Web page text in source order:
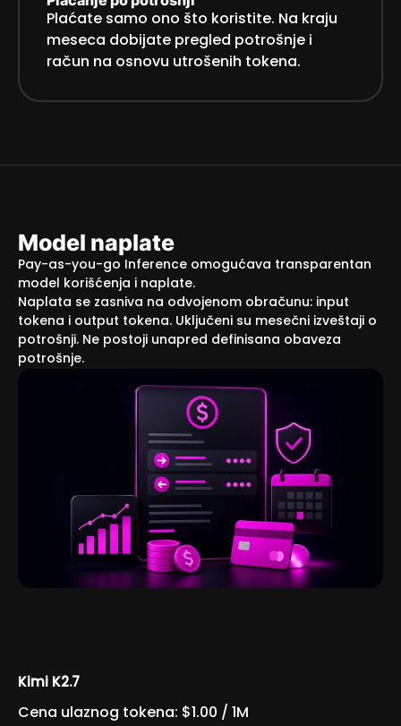
Plaćate samo ono što koristite. Na kraju
meseca dobijate pregled potrošnje i
račun na osnovu utrošenih tokena.
Model naplate
Pay-as-you-go Inference omogućava transparentan
model korišćenja i naplate.
Naplata se zasniva na odvojenom obračunu: input
tokena i output tokena. Uključeni su mesečni izveštaji o
potrošnji. Ne postoji unapred definisana obaveza
potrošnje.
Kimi K2.7
Cena ulaznog tokena: $1.00 / 1M